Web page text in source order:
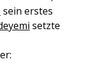
sein erstes
setzte